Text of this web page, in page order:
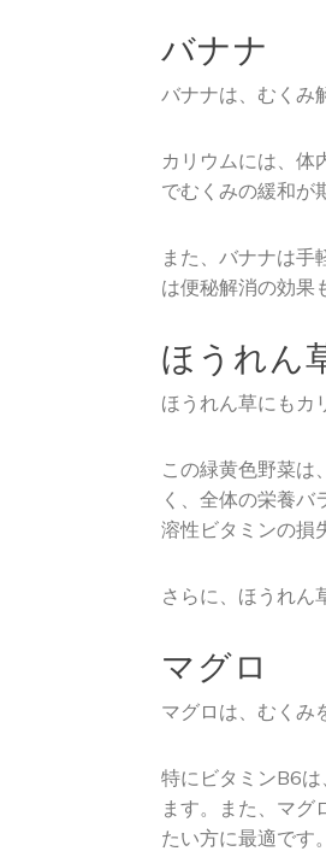
バナナ
バナナは、むくみ
カリウムには、体
でむくみの緩和が
また、バナナは手
は便秘解消の効果
ほうれん
ほうれん草にもカ
この緑黄色野菜は
く、全体の栄養
溶性ビタミンの損
さらに、ほうれん
マグロ
マグロは、むくみ
特にビタミンB6
ます。また、マグ
たい方に最適です。